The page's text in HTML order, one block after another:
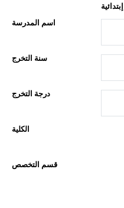
اسم المدرسة
سنة التخرج
درجة التخرج
الكلية
قسم التخصص